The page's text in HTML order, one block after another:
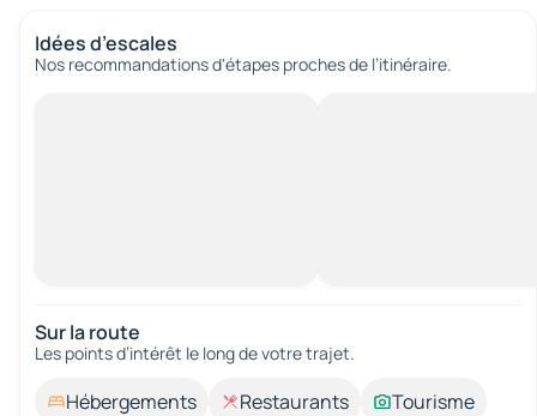
Idées d’escales
Nos recommandations d'étapes proches de l’itinéraire.
Sur la route
Les points d’intérêt le long de votre trajet.
Hébergements Restaurants
Tourisme